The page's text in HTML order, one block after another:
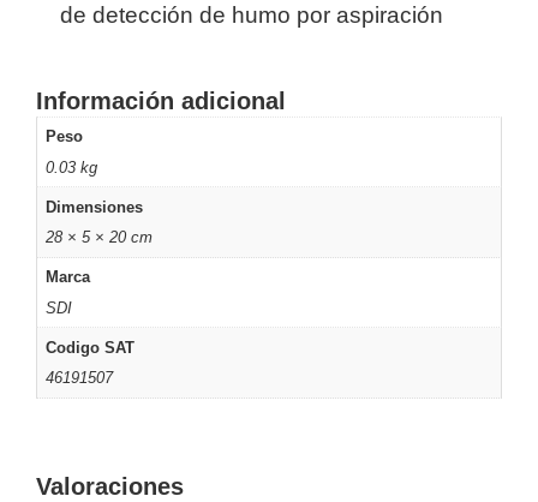
Decodificadores
Video
Cubo
Domo
/ Eyeball /
Turret
Hemisféricas
Motorizado
Network
Video
Recorders
-
Pinhole
-
Inalámbricas
de detección de humo por aspiración
Información adicional
Peso
0.03 kg
Dimensiones
28 × 5 × 20 cm
Marca
SDI
Codigo SAT
46191507
Valoraciones